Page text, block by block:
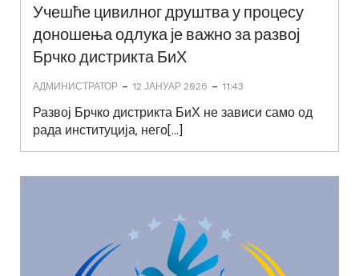
Учешће цивилног друштва у процесу
доношења одлука је важно за развој
Брчко дистрикта БиХ
АДМИНИСТРАТОР - 12 ЈАНУАР 2026 - 11:43
Развој Брчко дистрикта БиХ не зависи само од
рада институција, него[…]